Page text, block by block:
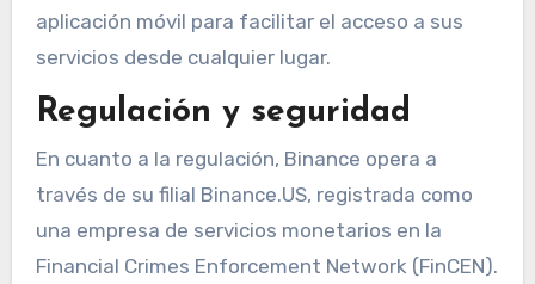
aplicación móvil para facilitar el acceso a sus
servicios desde cualquier lugar.
Regulación y seguridad
En cuanto a la regulación, Binance opera a
través de su filial Binance.US, registrada como
una empresa de servicios monetarios en la
Financial Crimes Enforcement Network (FinCEN).